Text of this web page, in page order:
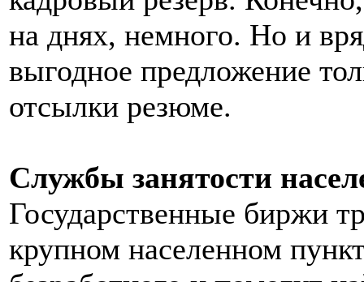
на днях, немного. Но и
выгодное предложение
отсылки резюме.
Службы занятости
Государственные биржи
крупном населенном